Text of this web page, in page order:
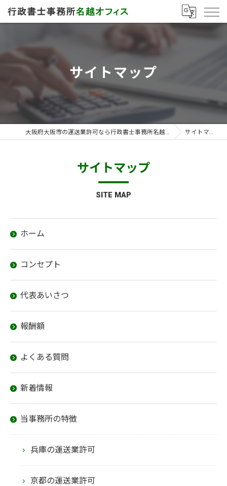
サイトマップ
大阪府大阪市の運送業許可なら行政書士事務所名越オフィス サイトマップ
SITE MAP
サイトマップ
ホーム
コンセプト
代表あいさつ
報酬額
よくある質問
新着情報
当事務所の特徴
兵庫の運送業許可
京都の運送業許可